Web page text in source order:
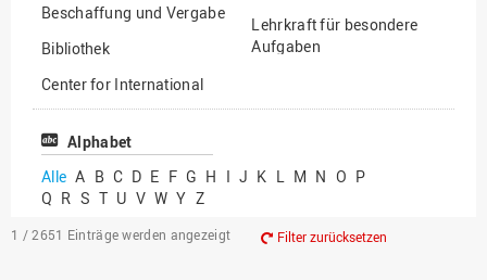
Beschaffung und Vergabe
Bibliothek
Center for International
Mobility
Center for International
Chancengerechtigkeit
eLearning Competence
Lehrkraft für besondere
Aufgaben
Professor*innen im
Alphabet
Alle A B C D E F G H I J K L M N O P
Q R S T U V W Y Z
1 / 2651 Einträge werden angezeigt Filter zurücksetzen